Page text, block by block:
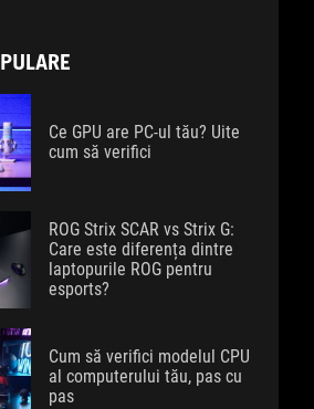
Ce GPU are PC-ul tău? Uite
cum să verifici
ROG Strix SCAR vs Strix G:
Care este diferența dintre
laptopurile ROG pentru
esports?
Cum să verifici modelul CPU
al computerului tău, pas cu
pas